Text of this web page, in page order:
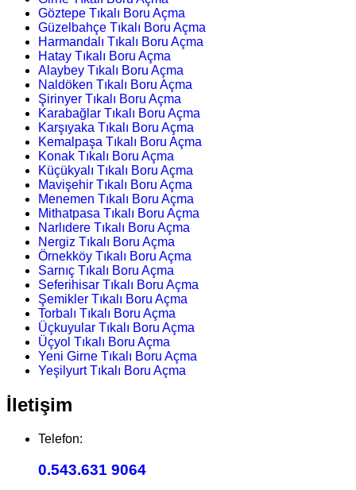
Göztepe Tıkalı Boru Açma
Güzelbahçe Tıkalı Boru Açma
Harmandalı Tıkalı Boru Açma
Hatay Tıkalı Boru Açma
Alaybey Tıkalı Boru Açma
Naldöken Tıkalı Boru Açma
Şirinyer Tıkalı Boru Açma
Karabağlar Tıkalı Boru Açma
Karşıyaka Tıkalı Boru Açma
Kemalpaşa Tıkalı Boru Açma
Konak Tıkalı Boru Açma
Küçükyalı Tıkalı Boru Açma
Mavişehir Tıkalı Boru Açma
Menemen Tıkalı Boru Açma
Mithatpasa Tıkalı Boru Açma
Narlıdere Tıkalı Boru Açma
Nergiz Tıkalı Boru Açma
Örnekköy Tıkalı Boru Açma
Sarnıç Tıkalı Boru Açma
Seferihisar Tıkalı Boru Açma
Şemikler Tıkalı Boru Açma
Torbalı Tıkalı Boru Açma
Üçkuyular Tıkalı Boru Açma
Üçyol Tıkalı Boru Açma
Yeni Girne Tıkalı Boru Açma
Yeşilyurt Tıkalı Boru Açma
İletişim
Telefon:
0.543.631 9064